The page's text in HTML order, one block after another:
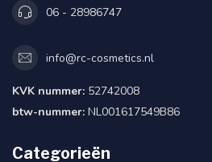
06 - 28986747
info@rc-cosmetics.nl
KVK nummer: 52742008
btw-nummer: NL001617549B86
Categorieën